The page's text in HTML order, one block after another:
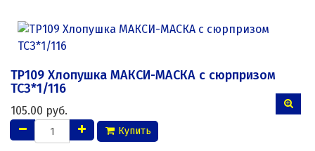
ТР109 Хлопушка МАКСИ-МАСКА с сюрпризом
ТСЗ*1/116
105.00 руб.
Купить